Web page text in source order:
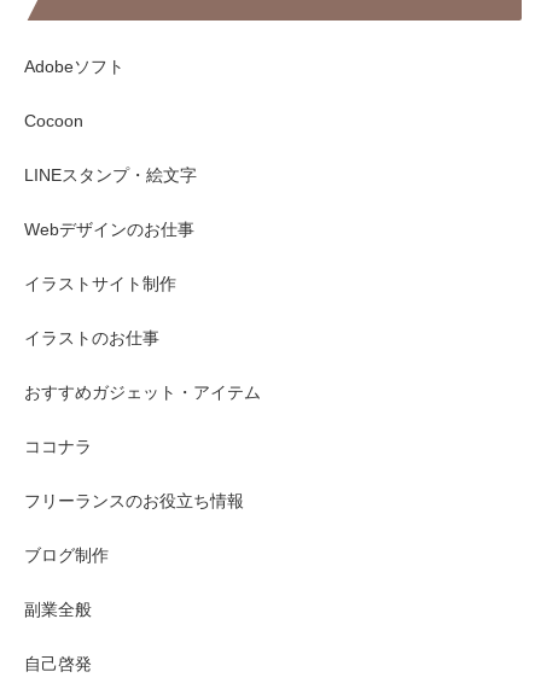
Adobeソフト
Cocoon
LINEスタンプ・絵文字
Webデザインのお仕事
イラストサイト制作
イラストのお仕事
おすすめガジェット・アイテム
ココナラ
フリーランスのお役立ち情報
ブログ制作
副業全般
自己啓発